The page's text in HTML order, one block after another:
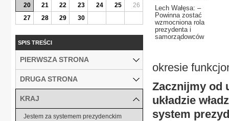
Lech Wałęsa: –
Powinna zostać
wzmocniona rola
prezydenta i
samorządowców
okresie
Zacznijmy od
układzie
system
20
21 22 23 24 25
26
27
28 29 30
SPIS TREŚCI
PIERWSZA STRONA
DRUGA STRONA
KRAJ
Jestem za systemem prezydenckim